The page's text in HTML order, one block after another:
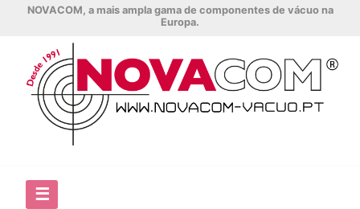
NOVACOM, a mais ampla gama de componentes de vácuo na
Europa.
☰